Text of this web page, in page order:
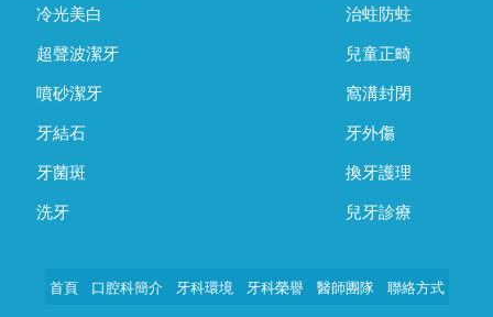
冷光美白
超聲波潔牙
噴砂潔牙
牙結石
牙菌斑
洗牙
治蛀防蛀
兒童正畸
窩溝封閉
牙外傷
換牙護理
兒牙診療
首頁 口腔科簡介 牙科環境 牙科榮譽 醫師團隊 聯絡方式